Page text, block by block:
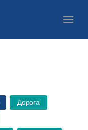
Дорога